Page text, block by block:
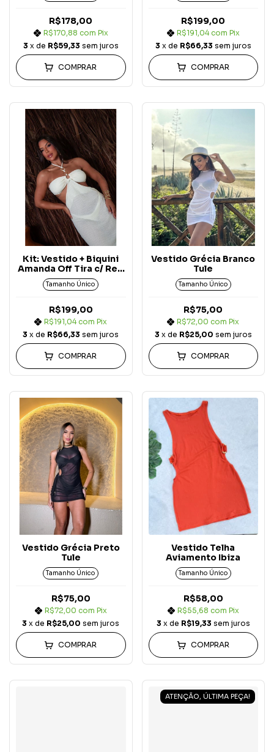
R$178,00
R$170,88 com Pix
3 x de R$59,33 sem juros
COMPRAR
R$199,00
R$191,04com Pix
3 x de R$66,33 sem juros
COMPRAR
Kit: Vestido + Biquini
Amanda Off Tira c/ Reg
Atlântica (3 peças)
Tamanho Único
R$199,00
R$191,04com Pix
3 x de R$66,33 sem juros
COMPRAR
Vestido Grécia Branco
Tule
Tamanho Único
R$75,00
R$72,00com Pix
3 x de R$25,00 sem juros
COMPRAR
Vestido Grécia Preto
Tule
Tamanho Único
R$75,00
R$72,00 com Pix
3 x de R$25,00 sem juros
COMPRAR
Vestido Telha
Aviamento Ibiza
Tamanho Único
R$58,00
R$55,68 com Pix
3 x de R$19,33 sem juros
COMPRAR
ATENÇÃO, ÚLTIMA PEÇA!